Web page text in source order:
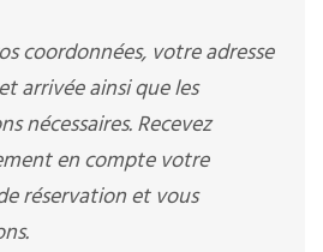
coordonnées, votre adresse
arrivée ainsi que les
nécessaires. Recevez
en compte votre
réservation et vous